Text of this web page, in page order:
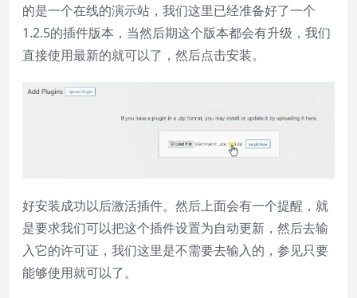
的是一个在线的演示站，我们这里已经准备好了一个
1.2.5的插件版本，当然后期这个版本都会有升级，我们
直接使用最新的就可以了，然后点击安装。
好安装成功以后激活插件。然后上面会有一个提醒，就
是要求我们可以把这个插件设置为自动更新，然后去输
入它的许可证，我们这里是不需要去输入的，参见只要
能够使用就可以了。